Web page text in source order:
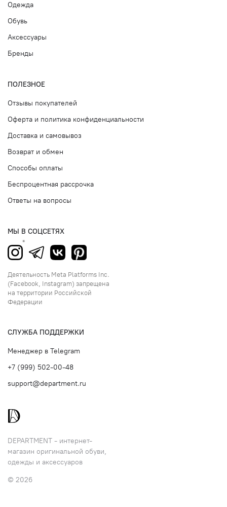
DEPARTMENT - интернет-
магазин оригинальной обуви,
одежды и аксессуаров
© 2026
Одежда
Обувь
Аксессуары
Бренды
ПОЛЕЗНОЕ
Отзывы покупателей
Оферта и политика конфиденциальности
Доставка и самовывоз
Возврат и обмен
Способы оплаты
Беспроцентная рассрочка
Ответы на вопросы
МЫ В СОЦСЕТЯХ
Деятельность Meta Platforms Inc.
(Facebook, Instagram) запрещена
на территории Российской
Федерации
СЛУЖБА ПОДДЕРЖКИ
Менеджер в Telegram
+7 (999) 502-00-48
support@department.ru